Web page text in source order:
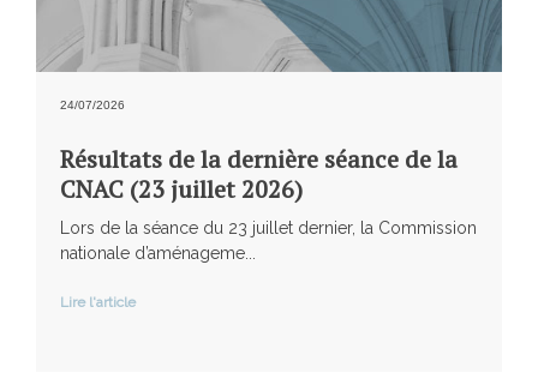
24/07/2026
Résultats de la dernière séance de la
CNAC (23 juillet 2026)
Lors de la séance du 23 juillet dernier, la Commission
nationale d’aménageme...
Lire l'article